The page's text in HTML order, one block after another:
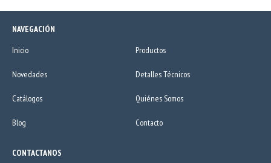
NAVEGACIÓN
Inicio
Productos
Novedades Detalles Técnicos
Catálogos Quiénes Somos
Blog Contacto
CONTACTANOS